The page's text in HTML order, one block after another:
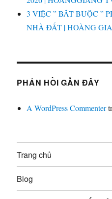
3 VIỆC ” BẮT BUỘC ”
NHÀ ĐẤT | HOÀNG
PHẢN HỒI GẦN ĐÂY
A WordPress Commenter
Trang chủ
Blog